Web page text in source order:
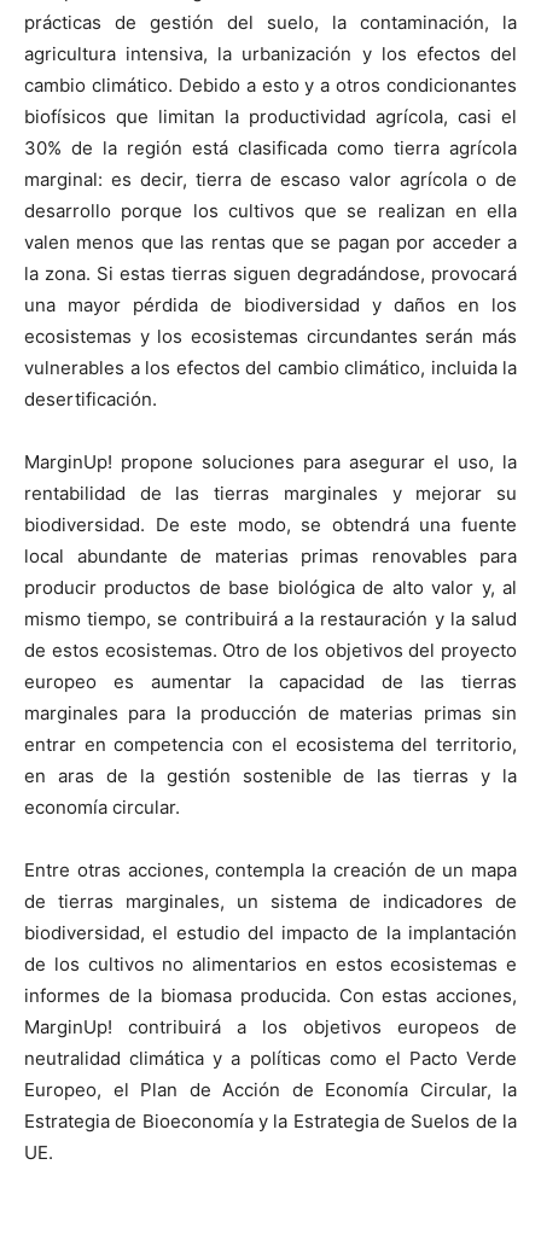
prácticas de gestión del suelo, la contaminación, la
agricultura intensiva, la urbanización y los efectos del
cambio climático. Debido a esto y a otros condicionantes
biofísicos que limitan la productividad agrícola, casi el
30% de la región está clasificada como tierra agrícola
marginal: es decir, tierra de escaso valor agrícola o de
desarrollo porque los cultivos que se realizan en ella
valen menos que las rentas que se pagan por acceder a
la zona. Si estas tierras siguen degradándose, provocará
una mayor pérdida de biodiversidad y daños en los
ecosistemas y los ecosistemas circundantes serán más
vulnerables a los efectos del cambio climático, incluida la
desertificación.
MarginUp! propone soluciones para asegurar el uso, la
rentabilidad de las tierras marginales y mejorar su
biodiversidad. De este modo, se obtendrá una fuente
local abundante de materias primas renovables para
producir productos de base biológica de alto valor y, al
mismo tiempo, se contribuirá a la restauración y la salud
de estos ecosistemas. Otro de los objetivos del proyecto
europeo es aumentar la capacidad de las tierras
marginales para la producción de materias primas sin
entrar en competencia con el ecosistema del territorio,
en aras de la gestión sostenible de las tierras y la
economía circular.
Entre otras acciones, contempla la creación de un mapa
de tierras marginales, un sistema de indicadores de
biodiversidad, el estudio del impacto de la implantación
de los cultivos no alimentarios en estos ecosistemas e
informes de la biomasa producida. Con estas acciones,
MarginUp! contribuirá a los objetivos europeos de
neutralidad climática y a políticas como el Pacto Verde
Europeo, el Plan de Acción de Economía Circular, la
Estrategia de Bioeconomía y la Estrategia de Suelos de la
UE.